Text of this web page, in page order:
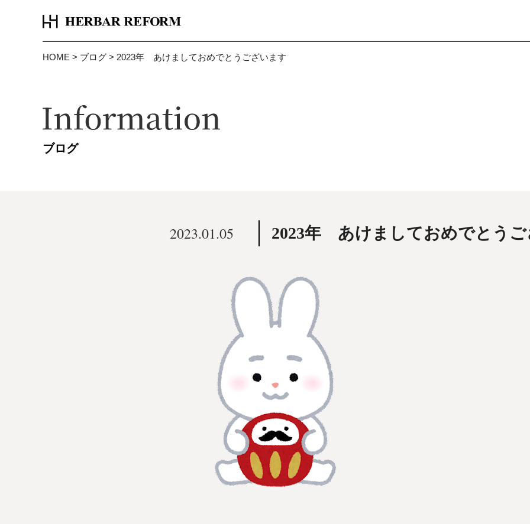
HOME > ブログ > 2023年 あけましておめでとうございます
ブログ
2023.01.05 2023年 あけましておめでとう